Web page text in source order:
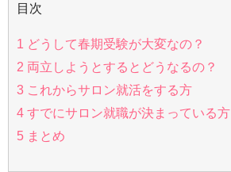
目次
1 どうして春期受験が大変なの？
2 両立しようとするとどうなるの？
3 これからサロン就活をする方
4 すでにサロン就職が決まっている方
5 まとめ